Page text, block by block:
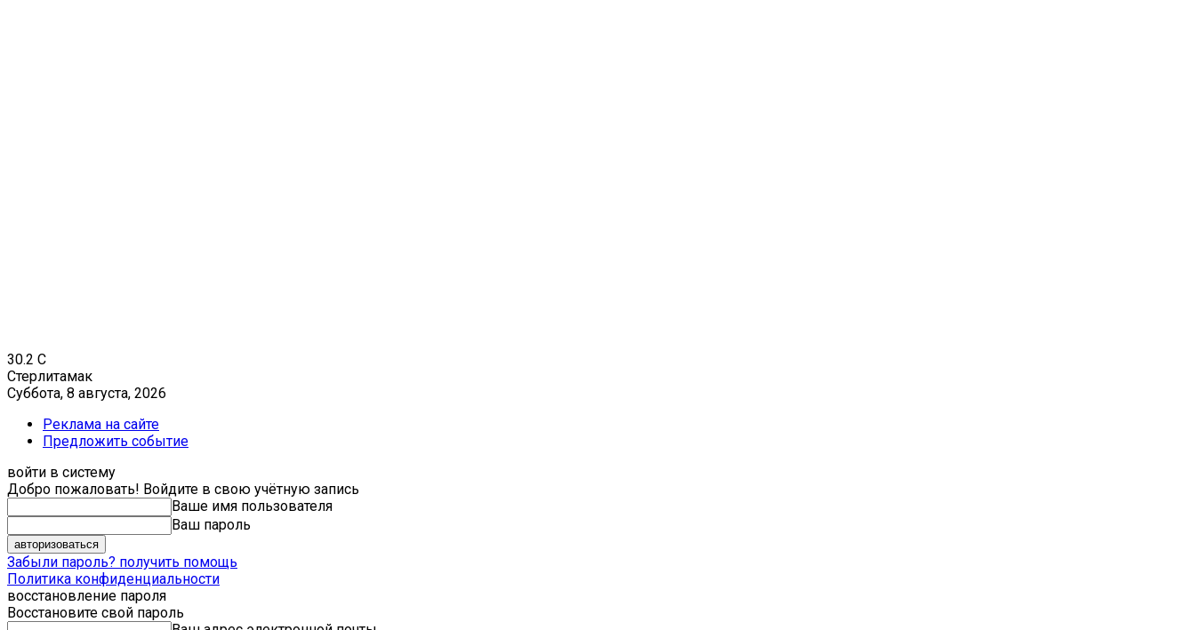
30.2 C
Стерлитамак
Суббота, 8 августа, 2026
Реклама на сайте
Предложить событие
войти в систему
Добро пожаловать! Войдите в свою учётную запись
Ваше имя пользователя
Ваш пароль
Забыли пароль? получить помощь
Политика конфиденциальности
восстановление пароля
Восстановите свой пароль